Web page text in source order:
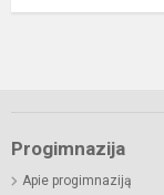
Progimnazija
Apie progimnaziją